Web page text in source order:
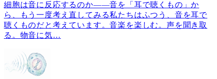
細胞は音に反応するのか――音を「耳で聴くもの」か
ら、もう一度考え直してみる私たちはふつう、音を耳で
聴くものだと考えています。音楽を楽しむ。声を聞き取
る。物音に気…